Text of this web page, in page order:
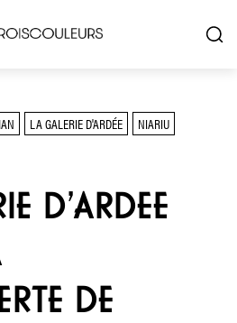
LA GALERIE D'ARDÉE
NIARIU
D’ARDEE
DE